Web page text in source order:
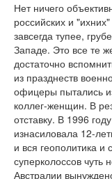
Нет ничего
российских и
завсегда тупее,
Западе. Это все те
достаточно
из празднеств
офицеры пытались
коллег-женщин. В
отставку. В 1996
изнасиловала 12-
и вся геополитика и
суперколоссов
Австралии